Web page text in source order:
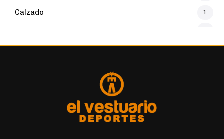
Calzado 1
Deportivo
Botines 16